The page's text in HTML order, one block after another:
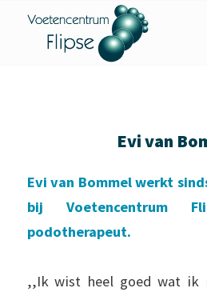
Evi van
Evi van Bommel werkt
bij Voetencentrum
podotherapeut.
,,Ik wist heel goed wat ik